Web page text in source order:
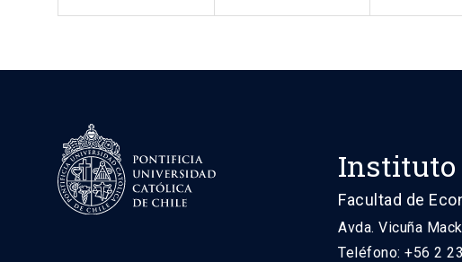
Instituto
Facultad de
Avda. Vicuña
Teléfono: +56 2